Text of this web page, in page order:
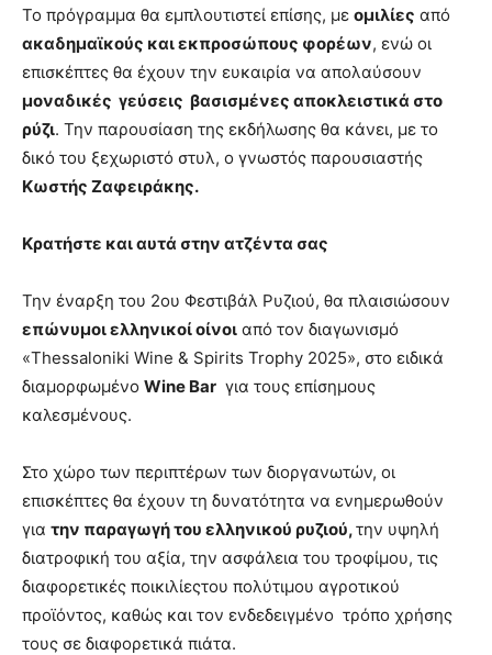
Το πρόγραμμα θα εμπλουτιστεί επίσης, με ομιλίες από
ακαδημαϊκούς και εκπροσώπους φορέων, ενώ οι
επισκέπτες θα έχουν την ευκαιρία να απολαύσουν
μοναδικές γεύσεις βασισμένες αποκλειστικά στο
ρύζι. Την παρουσίαση της εκδήλωσης θα κάνει, με το
δικό του ξεχωριστό στυλ, ο γνωστός παρουσιαστής
Κωστής Ζαφειράκης.
Κρατήστε και αυτά στην ατζέντα σας
Την έναρξη του 2ου Φεστιβάλ Ρυζιού, θα πλαισιώσουν
επώνυμοι ελληνικοί οίνοι από τον διαγωνισμό
«Thessaloniki Wine & Spirits Trophy 2025», στο ειδικά
διαμορφωμένο Wine Bar για τους επίσημους
καλεσμένους.
Στο χώρο των περιπτέρων των διοργανωτών, οι
επισκέπτες θα έχουν τη δυνατότητα να ενημερωθούν
για την παραγωγή του ελληνικού ρυζιού,την υψηλή
διατροφική του αξία, την ασφάλεια του τροφίμου, τις
διαφορετικές ποικιλίεςτου πολύτιμου αγροτικού
προϊόντος, καθώς και τον ενδεδειγμένο τρόπο χρήσης
τους σε διαφορετικά πιάτα.